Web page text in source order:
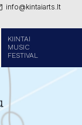
info@kintaiarts.lt
KIINTAI
MUSIC
FESTIVAL